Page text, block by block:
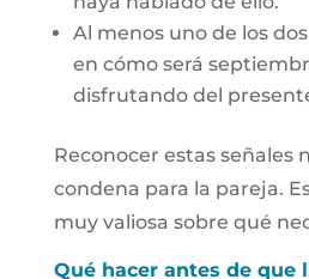
Al menos uno de los
en cómo será
disfrutando del
Reconocer estas señales
condena para la pareja.
muy valiosa sobre qué
Qué hacer antes de que